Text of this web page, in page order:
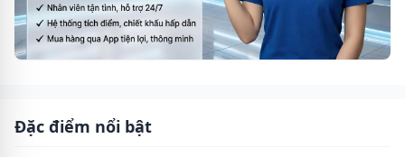
Đặc điểm nổi bật